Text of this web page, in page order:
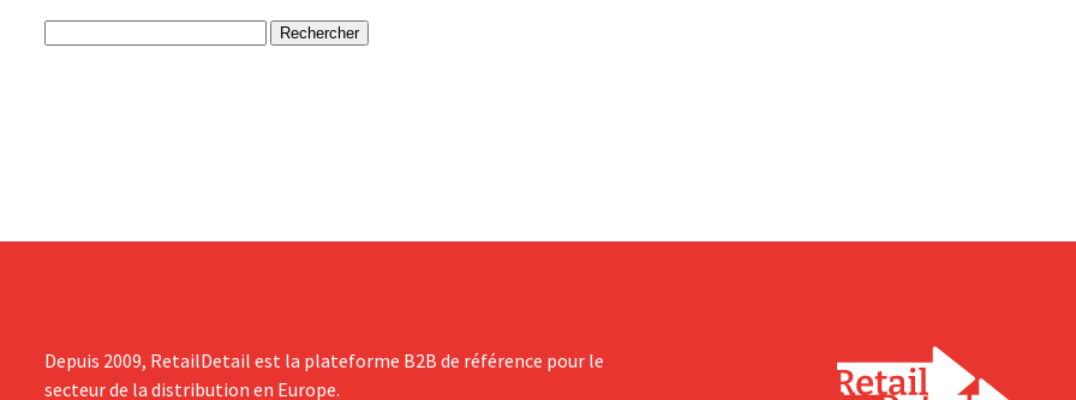
Rechercher :
Depuis 2009, RetailDetail est la plateforme B2B de référence pour le
secteur de la distribution en Europe.